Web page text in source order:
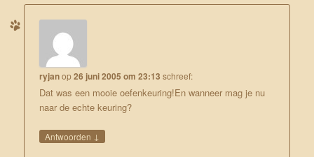
ryjanop26 juni 2005 om 23:13 schreef:
Dat was een mooie oefenkeuring!En wanneer mag je nu
naar de echte keuring?
Antwoorden ↓